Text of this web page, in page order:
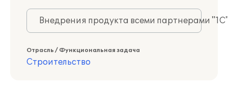
Внедрения продукта всеми партнерами
Отрасль / Функциональная задача
Строительство